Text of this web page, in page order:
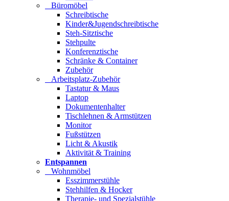
Büromöbel
Schreibtische
Kinder&Jugendschreibtische
Steh-Sitztische
Stehpulte
Konferenztische
Schränke & Container
Zubehör
Arbeitsplatz-Zubehör
Tastatur & Maus
Laptop
Dokumentenhalter
Tischlehnen & Armstützen
Monitor
Fußstützen
Licht & Akustik
Aktivität & Training
Entspannen
Wohnmöbel
Esszimmerstühle
Stehhilfen & Hocker
Therapie- und Spezialstühle